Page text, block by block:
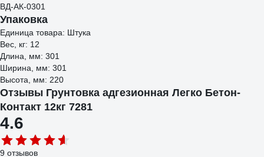
ВД-АК-0301
Упаковка
Единица товара: Штука
Вес, кг: 12
Длина, мм: 301
Ширина, мм: 301
Высота, мм: 220
Отзывы Грунтовка адгезионная Легко Бетон-
Контакт 12кг 7281
4.6
9 отзывов